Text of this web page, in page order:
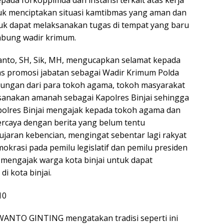
menciptakan situasi kamtibmas yang aman dan
dapat melaksanakan tugas di tempat yang baru
wadir krimum.
SH, Sik, MH, mengucapkan selamat kepada
promosi jabatan sebagai Wadir Krimum Polda
dari para tokoh agama, tokoh masyarakat
amanah sebagai Kapolres Binjai sehingga
Binjai mengajak kepada tokoh agama dan
dengan berita yang belum tentu
kebencian, mengingat sebentar lagi rakyat
pada pemilu legislatif dan pemilu presiden
warga kota binjai untuk dapat
kota binjai.
GINTING mengatakan tradisi seperti ini